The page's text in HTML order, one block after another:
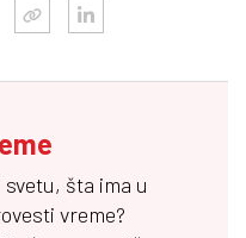
šta ima u
vreme?